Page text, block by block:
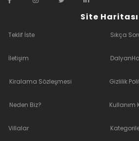
Site Haritası
Teklif İste Sıkça
İletişim
Kiralama Sözleşmesi Gizlilik
Neden Biz? Kullanım
Villalar